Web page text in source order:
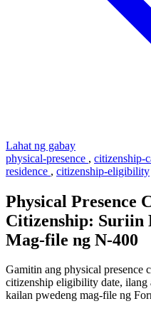
Lahat ng gabay
physical-presence , citizenship-
residence , citizenship-eligibility
Physical Presence
Citizenship: Suriin
Mag-file ng N-400
Gamitin ang physical presence
citizenship eligibility date, ilang
kailan pwedeng mag-file ng